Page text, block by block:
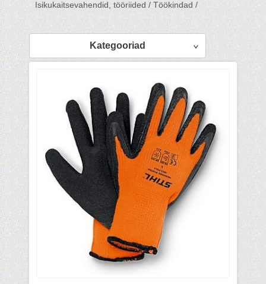
Isikukaitsevahendid, tööriided / Töökindad /
Kategooriad